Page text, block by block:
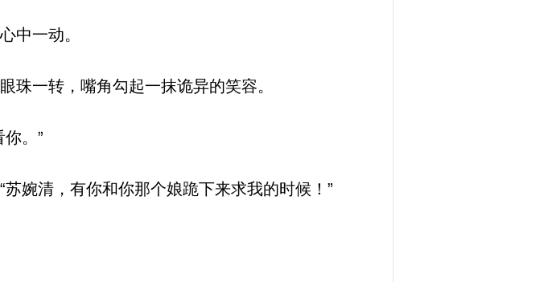
中一动。
一转，嘴角勾起一抹诡异的笑容。
。”
婉清，有你和你那个娘跪下来求我的时候！”